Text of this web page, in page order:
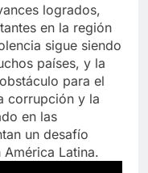
logrados,
en la región
sigue siendo
países, y la
para el
corrupción y la
en las
un desafío
Latina.